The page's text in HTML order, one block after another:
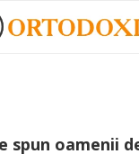
spun oamenii